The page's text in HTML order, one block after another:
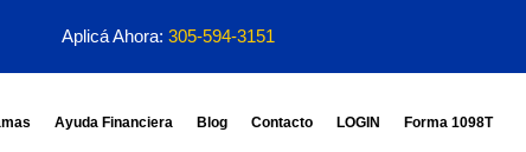
Aplicá Ahora: 305-594-3151
Ayuda Financiera Blog Contacto LOGIN Forma 1098T